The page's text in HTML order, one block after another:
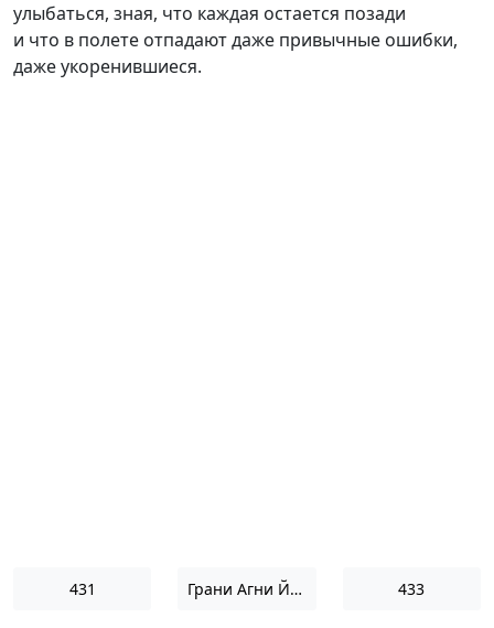
улыбаться, зная, что каждая остается позади
и что в полете отпадают даже привычные ошибки,
даже укоренившиеся.
431 Грани Агни Йоги 1962 433